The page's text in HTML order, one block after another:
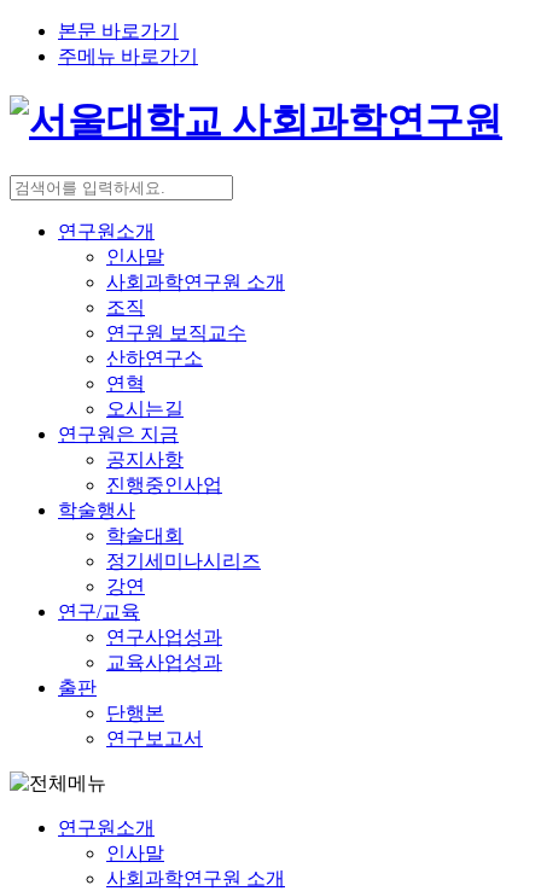
본문 바로가기
주메뉴 바로가기
연구원소개
인사말
사회과학연구원 소개
조직
연구원 보직교수
산하연구소
연혁
오시는길
연구원은 지금
공지사항
진행중인사업
학술행사
학술대회
정기세미나시리즈
강연
연구/교육
연구사업성과
교육사업성과
출판
단행본
연구보고서
연구원소개
인사말
사회과학연구원 소개